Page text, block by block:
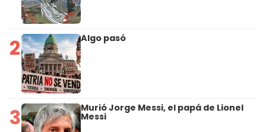
2 Algo pasó
3 Murió Jorge Messi, el papá de Lionel
Messi